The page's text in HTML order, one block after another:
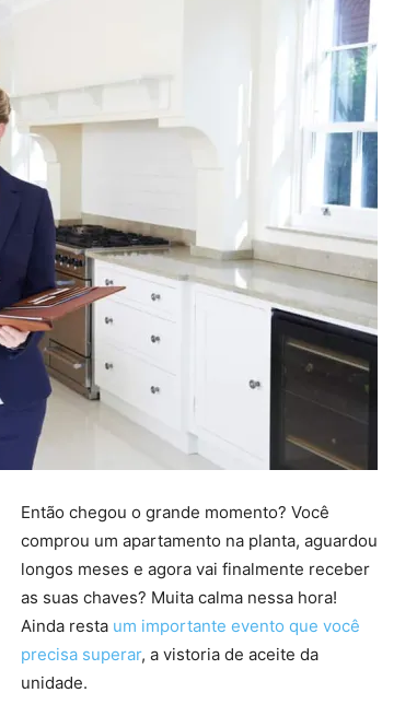
Então chegou o grande momento? Você
comprou um apartamento na planta, aguardou
longos meses e agora vai finalmente receber
as suas chaves? Muita calma nessa hora!
Ainda resta um importante evento que você
precisa superar, a vistoria de aceite da
unidade.